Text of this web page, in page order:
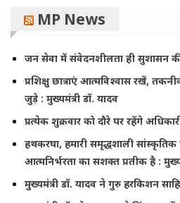
MP News
जन सेवा में संवेदनशीलता ही सुशासन की
प्रशिक्षु छात्राएं आत्मविश्वास रखें,
जुड़े : मुख्यमंत्री डॉ. यादव
प्रत्येक शुक्रवार को दौरे पर रहेंगे
हथकरघा, हमारी समृद्धशाली
आत्मनिर्भरता का सशक्त प्रतीक है :
मुख्यमंत्री डॉ. यादव ने गुरु हरकिशन